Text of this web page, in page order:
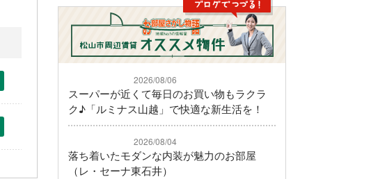
2026/08/06
スーパーが近くて毎日のお買い物もラクラ
ク♪「ルミナス山越」で快適な新生活を！
2026/08/04
落ち着いたモダンな内装が魅力のお部屋
（レ・セーナ東石井）